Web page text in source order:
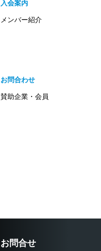
入会案内
メンバー紹介
お問合わせ
賛助企業・会員
お問合せ